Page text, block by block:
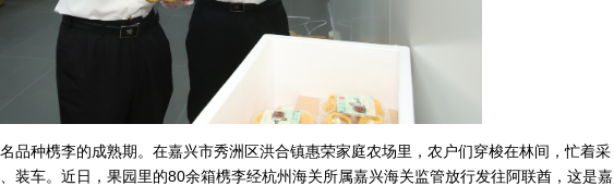
品种槜李的成熟期。在嘉兴市秀洲区洪合镇惠荣家庭农场里，农户们穿梭在林间，忙着采
装车。近日，果园里的80余箱槜李经杭州海关所属嘉兴海关监管放行发往阿联酋，这是嘉